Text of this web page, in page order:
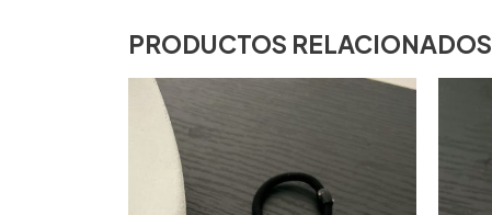
PRODUCTOS RELACIONADOS